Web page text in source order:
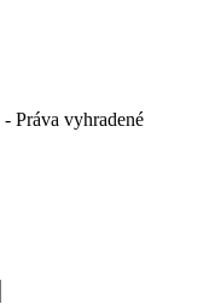
- Práva vyhradené